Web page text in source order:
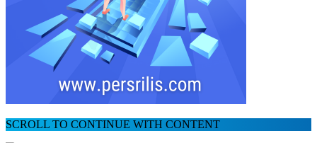
SCROLL TO CONTINUE WITH CONTENT